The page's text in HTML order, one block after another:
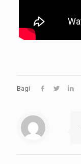
Bagi